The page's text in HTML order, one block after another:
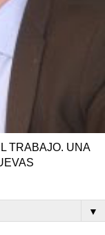
TRABAJO. UNA
▼